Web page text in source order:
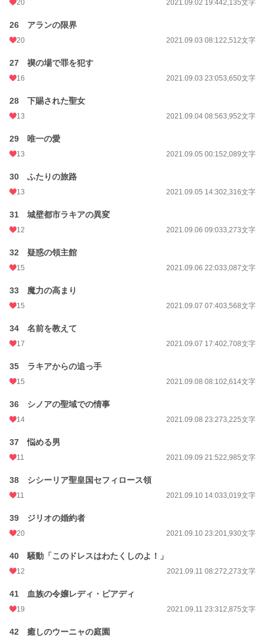
20 2021.09.02 19:442,135文字
26 アランの限界
20 2021.09.03 08:122,512文字
27 禊の場で罪を犯す
16 2021.09.03 23:053,650文字
28 下賜された聖女
13 2021.09.04 08:563,952文字
29 唯一の愛
13 2021.09.05 00:152,089文字
30 ふたりの旅路
13 2021.09.05 14:302,316文字
31 城壁都市ラキアの異変
12 2021.09.06 09:033,273文字
32 疑惑の領主館
15 2021.09.06 22:033,087文字
33 魔力の高まり
15 2021.09.07 07:403,568文字
34 名前を教えて
17 2021.09.07 17:402,708文字
35 ラキアからの追っ手
15 2021.09.08 08:102,614文字
36 シノアの聖域での情事
14 2021.09.08 23:273,225文字
37 悩める男
11 2021.09.09 21:522,985文字
38 シシーリア聖皇国セフィロース領
11 2021.09.10 14:033,019文字
39 ジリオの婚約者
20 2021.09.10 23:201,930文字
40 騒動「このドレスはわたくしのよ！」
12 2021.09.11 08:272,273文字
41 血族の令嬢レディ・ピアディ
19 2021.09.11 23:312,875文字
42 癒しのウーニャの庭園